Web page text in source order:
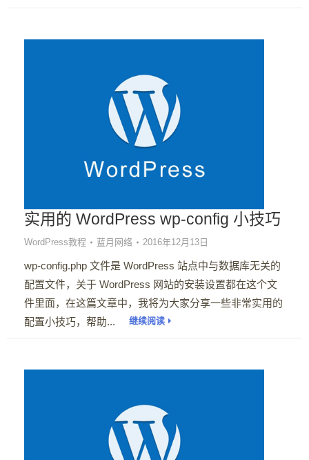
实用的 WordPress wp-config 小技巧
WordPress教程 蓝月网络 2016年12月13日
wp-config.php 文件是 WordPress 站点中与数据库无关的
配置文件，关于 WordPress 网站的安装设置都在这个文
件里面，在这篇文章中，我将为大家分享一些非常实用的
配置小技巧，帮助...
继续阅读